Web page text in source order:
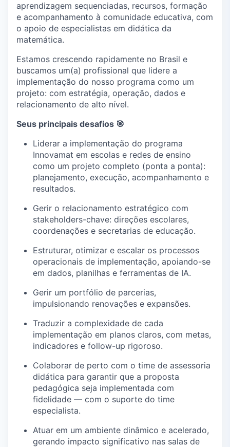
aprendizagem sequenciadas, recursos, formação
e acompanhamento à comunidade educativa, com
o apoio de especialistas em didática da
matemática.
Estamos crescendo rapidamente no Brasil e
buscamos um(a) profissional que lidere a
implementação do nosso programa como um
projeto: com estratégia, operação, dados e
relacionamento de alto nível.
Seus principais desafios 🎯
Liderar a implementação do programa
Innovamat em escolas e redes de ensino
como um projeto completo (ponta a ponta):
planejamento, execução, acompanhamento e
resultados.
Gerir o relacionamento estratégico com
stakeholders-chave: direções escolares,
coordenações e secretarias de educação.
Estruturar, otimizar e escalar os processos
operacionais de implementação, apoiando-se
em dados, planilhas e ferramentas de IA.
Gerir um portfólio de parcerias,
impulsionando renovações e expansões.
Traduzir a complexidade de cada
implementação em planos claros, com metas,
indicadores e follow-up rigoroso.
Colaborar de perto com o time de assessoria
didática para garantir que a proposta
pedagógica seja implementada com
fidelidade — com o suporte do time
especialista.
Atuar em um ambiente dinâmico e acelerado,
gerando impacto significativo nas salas de